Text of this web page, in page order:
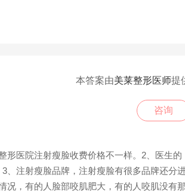
本答案由美莱整形医师提
咨询
医院注射瘦脸收费价格不一样。2、医生的
、注射瘦脸品牌，注射瘦脸有很多品牌还分
况，有的人脸部咬肌肥大，有的人咬肌没有那